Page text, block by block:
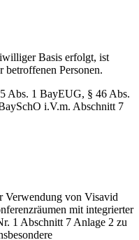
Basis erfolgt, ist
Personen.
Abs. 1 BayEUG, § 46 Abs.
i.V.m. Abschnitt 7
Verwendung von Visavid
mit integrierter
1 Abschnitt 7 Anlage 2 zu